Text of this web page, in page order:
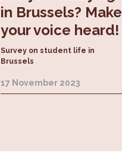
in Brussels? Make
your voice heard!
Survey on student life in
Brussels
17 November 2023